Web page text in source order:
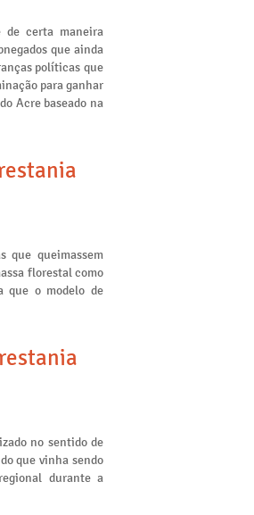
de certa maneira
que ainda
políticas que
para ganhar
Acre baseado na
que queimassem
florestal como
que o modelo de
no sentido de
que vinha sendo
durante a